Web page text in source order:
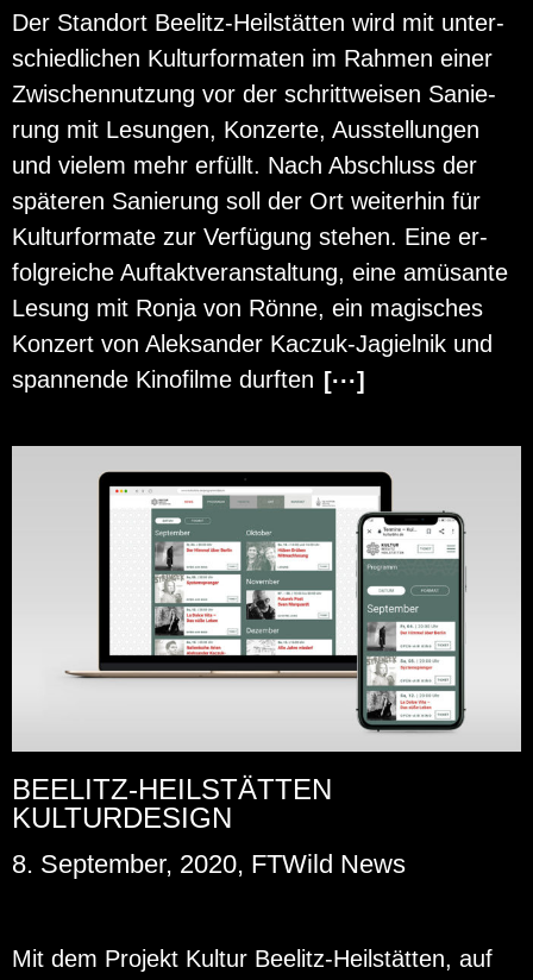
Der Stand­ort Bee­litz-Heil­stät­ten wird mit un­ter­
schied­li­chen Kul­tur­for­ma­ten im Rah­men einer
Zwi­schen­nut­zung vor der schritt­wei­sen Sa­nie­
rung mit Le­sun­gen, Kon­zer­te, Aus­stel­lun­gen
und vie­lem mehr er­füllt. Nach Ab­schluss der
spä­te­ren Sa­nie­rung soll der Ort wei­ter­hin für
Kul­tur­for­ma­te zur Ver­fü­gung ste­hen. Eine er­
folg­rei­che Auf­takt­ver­an­stal­tung, eine amü­san­te
Le­sung mit Ronja von Rönne, ein ma­gi­sches
Kon­zert von Aleksan­der Kac­zuk-Ja­giel­nik und
span­nen­de Ki­no­fil­me durf­ten [···]
BEELITZ-HEILSTÄTTEN
KULTURDESIGN
8. September, 2020, FTWild News
Mit dem Pro­jekt Kul­tur Bee­litz-Heil­stät­ten, auf